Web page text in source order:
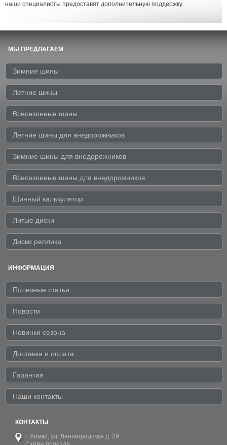
наши специалисты предоставят дополнительную поддержку.
МЫ ПРЕДЛАГАЕМ
Зимние шины
Летние шины
Всесезонные шины
Летние шины для внедорожников
Зимние шины для внедорожников
Всесезонные шины для внедорожников
Шинный калькулятор
Литые диски
Диски реплика
ИНФОРМАЦИЯ
Полезные статьи
Новости
Новинки сезона
Доставка и оплата
Гарантия
Наши контакты
КОНТАКТЫ
г. Химки, ул. Ленинградская д. 29